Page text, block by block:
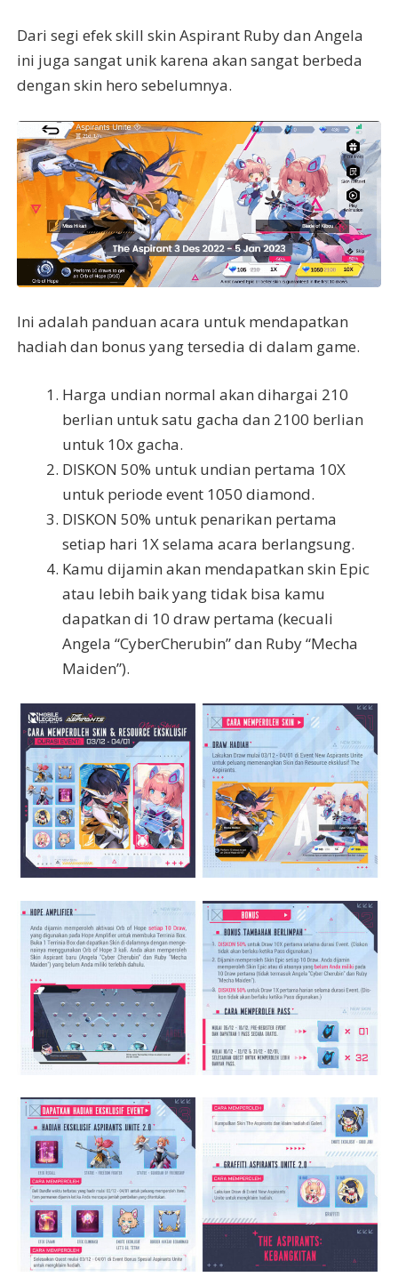
Dari segi efek skill skin Aspirant Ruby dan Angela
ini juga sangat unik karena akan sangat berbeda
dengan skin hero sebelumnya.
Ini adalah panduan acara untuk mendapatkan
hadiah dan bonus yang tersedia di dalam game.
Harga undian normal akan dihargai 210
berlian untuk satu gacha dan 2100 berlian
untuk 10x gacha.
DISKON 50% untuk undian pertama 10X
untuk periode event 1050 diamond.
DISKON 50% untuk penarikan pertama
setiap hari 1X selama acara berlangsung.
Kamu dijamin akan mendapatkan skin Epic
atau lebih baik yang tidak bisa kamu
dapatkan di 10 draw pertama (kecuali
Angela “Cyber​​Cherubin” dan Ruby “Mecha
Maiden”).